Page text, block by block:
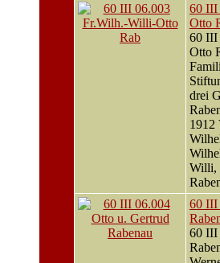
60 III
Otto
60 III
Otto
drei
1912
Willi,
60 III
60 III